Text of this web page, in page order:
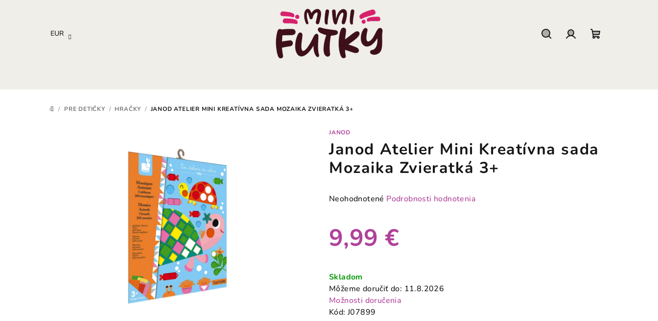
EUR
DOMOV
/ PRE DETIČKY / HRAČKY / JANOD ATELIER MINI KREATÍVNA SADA MOZAIKA ZVIERATKÁ 3+
JANOD
Janod Atelier Mini Kreatívna sada
Mozaika Zvieratká 3+
Priemerné
je
0,0
hviezdičiek.
Neohodnotené Podrobnosti hodnotenia
9,99 €
cena:
Skladom
Môžeme doručiť do: 11.8.2026
Možnosti doručenia
Kód: J07899